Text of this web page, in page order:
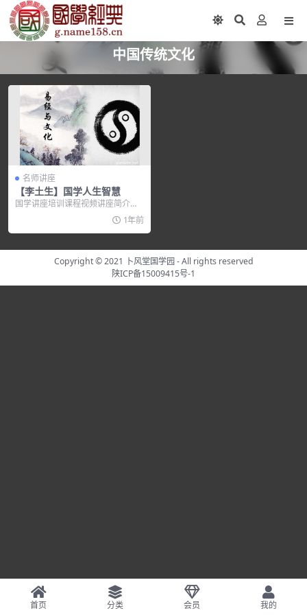
中国传统文化
名师讲座
【李土生】国学人生智慧
国学讲座培训课程视频讲座简介：
老师简介 李土生 字子选，号韬庵。
1年前
Copyright © 2021 卜风堂国学园- All rights reserved
陕ICP备15009415号-1
首页 分类 会员 我的